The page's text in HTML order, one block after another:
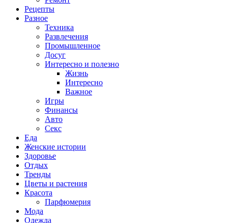
Рецепты
Разное
Техника
Развлечения
Промышленное
Досуг
Интересно и полезно
Жизнь
Интересно
Важное
Игры
Финансы
Авто
Секс
Еда
Женские истории
Здоровье
Отдых
Тренды
Цветы и растения
Красота
Парфюмерия
Мода
Одежда